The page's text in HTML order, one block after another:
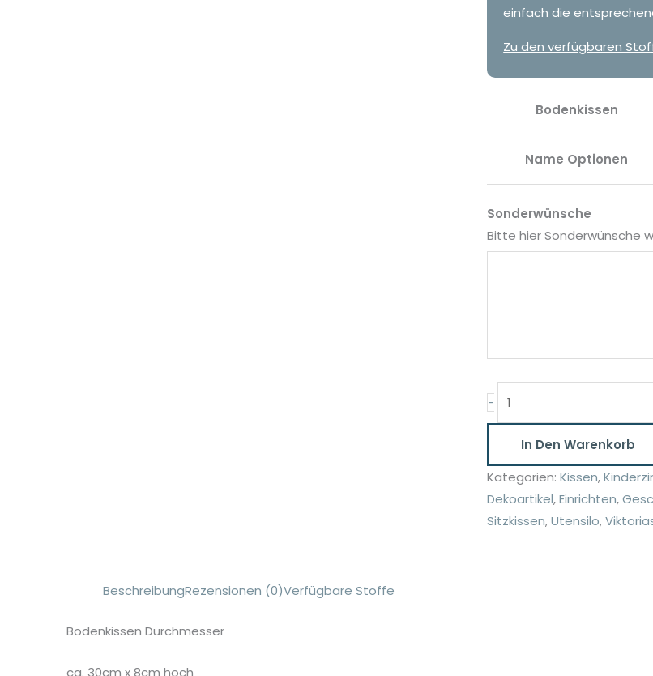
einfach die
Zu den verfügbaren
Bodenkissen
Name Optionen
Sonderwünsche
Bitte hier Sonderwünsche
-
Kissenbezug
Reh
Mädchen
In Den Warenkorb
Kategorien:Kissen,
Dekoartikel,Einrichten,
Sitzkissen,Utensilo,
BeschreibungRezensionen (0)Verfügbare Stoffe
Bodenkissen Durchmesser
ca. 30cm x 8cm hoch